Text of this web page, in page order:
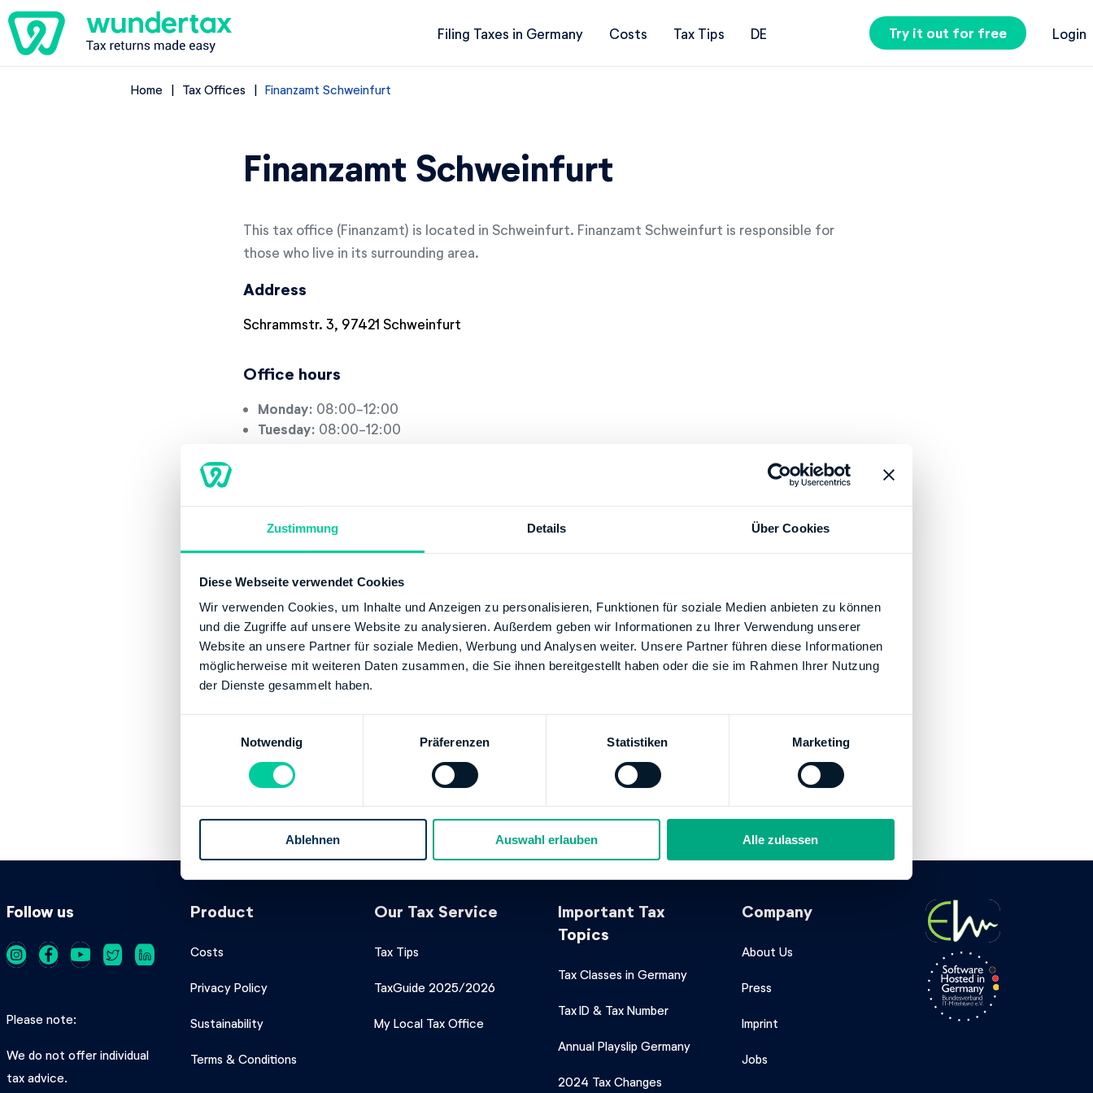
Zustimmung Details Über Cookies
Diese Webseite verwendet Cookies
Wir verwenden Cookies, um Inhalte und Anzeigen zu personalisieren, Funktionen für soziale Medien anbieten zu können
und die Zugriffe auf unsere Website zu analysieren. Außerdem geben wir Informationen zu Ihrer Verwendung unserer
Website an unsere Partner für soziale Medien, Werbung und Analysen weiter. Unsere Partner führen diese Informationen
möglicherweise mit weiteren Daten zusammen, die Sie ihnen bereitgestellt haben oder die sie im Rahmen Ihrer Nutzung
der Dienste gesammelt haben.
i
g
Notwendig Präferenzen Statistiken Marketing
Ablehnen Auswahl erlauben Alle zulassen
Filing Taxes in Germany Costs Tax Tips DE Try it out for free Login
Home Tax Offices Finanzamt Schweinfurt
Finanzamt Schweinfurt
This tax office (Finanzamt) is located in Schweinfurt. Finanzamt Schweinfurt is responsible for
those who live in its surrounding area.
Address
Schrammstr. 3, 97421 Schweinfurt
Office hours
Monday: 08:00-12:00
Tuesday: 08:00-12:00
Contact
Fax: +49 972129115070
Website: http://www.finanzamt-schweinfurt.de
Banking Details
Institution:DEUTSCHE BUNDESBANK
BIC:MARKDEF1790
IBAN:DE59790000000079301500
Institution: BAYERISCHE LANDESBANK, MUENCHEN
BIC:BYLADEMMXXX
IBAN:DE25700500000004360593
Follow us
Please note
We do not offer individual
tax advice.
Product
Costs
Privacy Policy
Sustainability
Terms & Conditions
Our Tax Service
Tax Tips
TaxGuide 2025/2026
My Local Tax Office
Important Tax
Topics
Tax Classes in Germany
Tax ID & Tax Number
Annual Playslip Germany
2024 Tax Changes
Company
About Us
Press
Imprint
Jobs